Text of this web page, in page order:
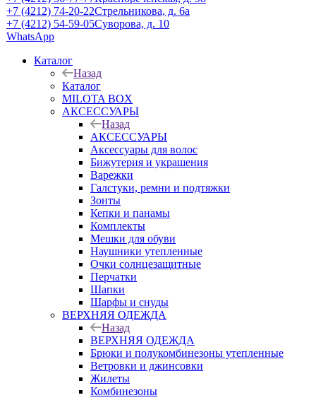
+7 (4212) 74-20-22Стрельникова, д. 6а
+7 (4212) 54-59-05Суворова, д. 10
WhatsApp
Каталог
Назад
Каталог
MILOTA BOX
АКСЕССУАРЫ
Назад
АКСЕССУАРЫ
Аксессуары для волос
Бижутерия и украшения
Варежки
Галстуки, ремни и подтяжки
Зонты
Кепки и панамы
Комплекты
Мешки для обуви
Наушники утепленные
Очки солнцезащитные
Перчатки
Шапки
Шарфы и снуды
ВЕРХНЯЯ ОДЕЖДА
Назад
ВЕРХНЯЯ ОДЕЖДА
Брюки и полукомбинезоны утепленные
Ветровки и джинсовки
Жилеты
Комбинезоны